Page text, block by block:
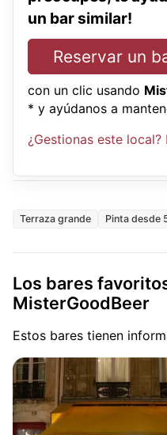
un bar similar!
Reservar un
con un clic usando
* y ayúdanos a
¿Gestionas este
Terraza grande Pinta desde
Los bares
MisterGoodBeer
Estos bares tienen